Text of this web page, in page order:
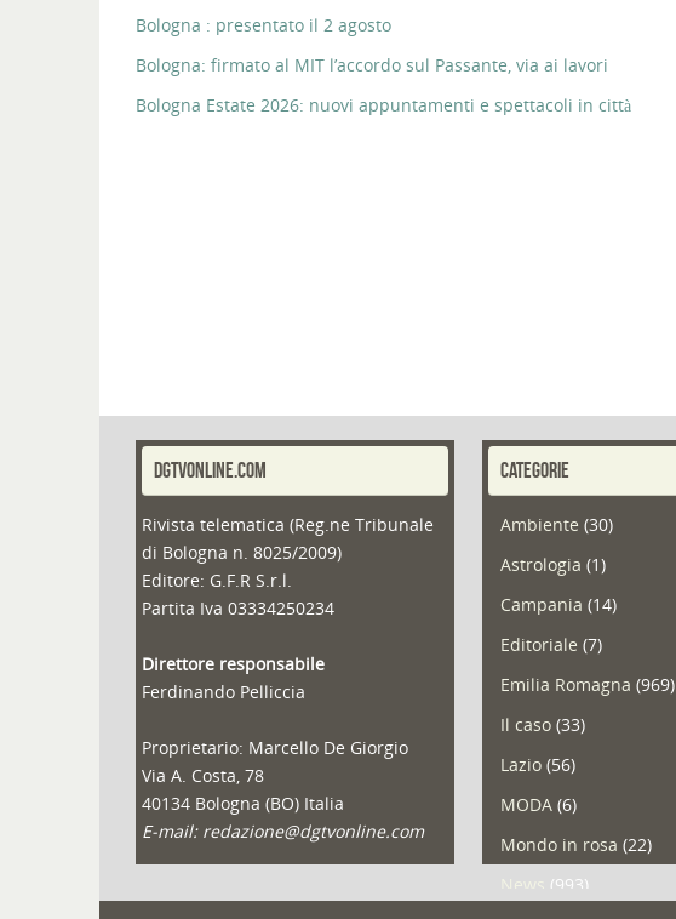
Bologna : presentato il 2 agosto
Bologna: firmato al MIT l’accordo sul Passante, via ai lavori
Bologna Estate 2026: nuovi appuntamenti e spettacoli in città
DGTVONLINE.COM
Rivista telematica (Reg.ne Tribunale
di Bologna n. 8025/2009)
Editore: G.F.R S.r.l.
Partita Iva 03334250234
Direttore responsabile
Ferdinando Pelliccia
Proprietario: Marcello De Giorgio
Via A. Costa, 78
40134 Bologna (BO) Italia
E-mail: redazione@dgtvonline.com
CATEGORIE
Ambiente (30)
Astrologia (1)
Campania (14)
Editoriale (7)
Emilia Romagna (969)
Il caso(33)
Lazio(56)
MODA(6)
Mondo in rosa (22)
(993)